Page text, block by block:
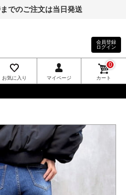
でのご注文は当日発送
会員登録
ログイン
お気に入り マイページ カート
0